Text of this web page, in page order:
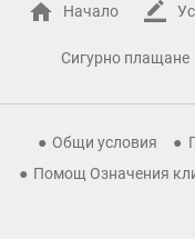
Начало
Сигурно плащане
Общи условия
Помощ Означения